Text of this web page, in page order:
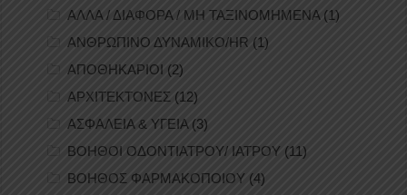
ΑΛΛΑ / ΔΙΑΦΟΡΑ / ΜΗ ΤΑΞΙΝΟΜΗΜΕΝΑ(1)
ΑΝΘΡΩΠΙΝΟ ΔΥΝΑΜΙΚΟ/HR (1)
ΑΠΟΘΗΚΑΡΙΟΙ (2)
ΑΡΧΙΤΕΚΤΟΝΕΣ (12)
ΑΣΦΑΛΕΙΑ & ΥΓΕΙΑ(3)
ΒΟΗΘΟΙ ΟΔΟΝΤΙΑΤΡΟΥ/ ΙΑΤΡΟΥ (11)
ΒΟΗΘΟΣ ΦΑΡΜΑΚΟΠΟΙΟΥ (4)